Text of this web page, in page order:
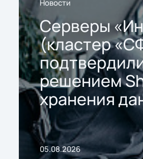
Новости
Серверы
(кластер
решением
хранения
05.08.2026